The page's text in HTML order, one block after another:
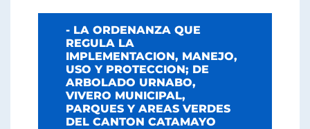
- LA ORDENANZA QUE
REGULA LA
IMPLEMENTACION, MANEJO,
USO Y PROTECCION; DE
ARBOLADO URNABO,
VIVERO MUNICIPAL,
PARQUES Y AREAS VERDES
DEL CANTON CATAMAYO